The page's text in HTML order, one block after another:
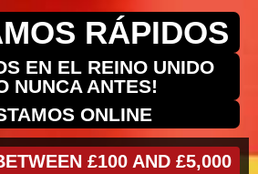
RÁPIDOS
EN EL REINO UNIDO
NUNCA ANTES!
ONLINE
£100 AND £5,000